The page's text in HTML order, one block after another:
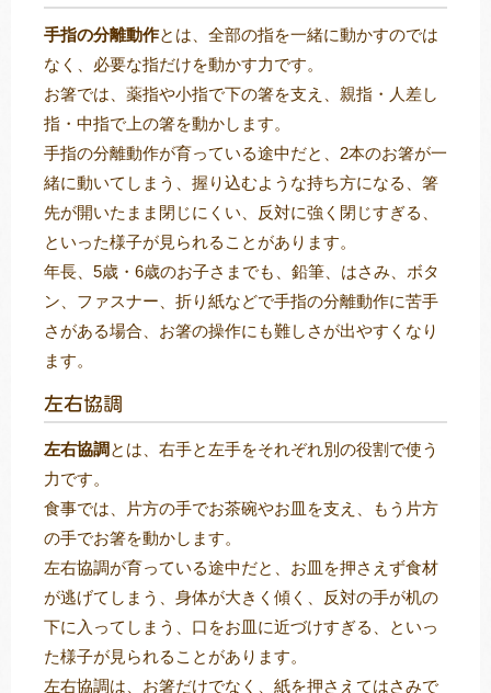
手指の分離動作とは、全部の指を一緒に動かすのでは
なく、必要な指だけを動かす力です。
お箸では、薬指や小指で下の箸を支え、親指・人差し
指・中指で上の箸を動かします。
手指の分離動作が育っている途中だと、2本のお箸が一
緒に動いてしまう、握り込むような持ち方になる、箸
先が開いたまま閉じにくい、反対に強く閉じすぎる、
といった様子が見られることがあります。
年長、5歳・6歳のお子さまでも、鉛筆、はさみ、ボタ
ン、ファスナー、折り紙などで手指の分離動作に苦手
さがある場合、お箸の操作にも難しさが出やすくなり
ます。
左右協調
左右協調 とは、右手と左手をそれぞれ別の役割で使う
力です。
食事では、片方の手でお茶碗やお皿を支え、もう片方
の手でお箸を動かします。
左右協調が育っている途中だと、お皿を押さえず食材
が逃げてしまう、身体が大きく傾く、反対の手が机の
下に入ってしまう、口をお皿に近づけすぎる、といっ
た様子が見られることがあります。
左右協調は、お箸だけでなく、紙を押さえてはさみで